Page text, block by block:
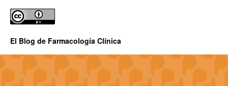
El Blog de Farmacología Clínica